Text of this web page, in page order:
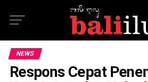
NEWS
Respons Cepat